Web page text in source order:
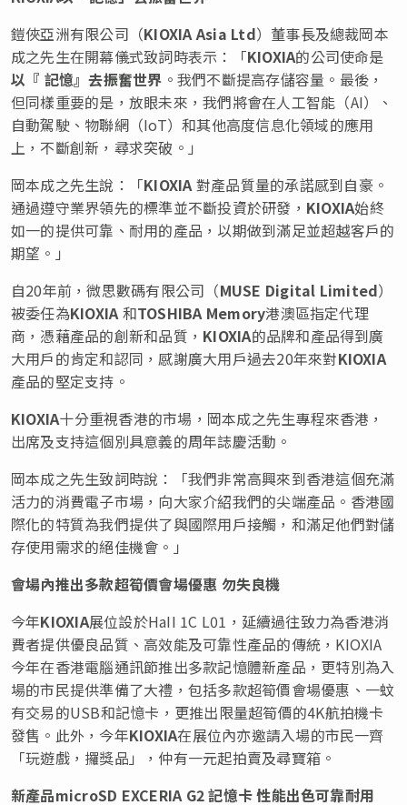
鎧俠亞洲有限公司（KIOXIA Asia Ltd）董事長及總裁岡本
成之先生在開幕儀式致詞時表示：「KIOXIA的公司使命是
以 『 記憶』去振奮世界 。我們不斷提高存儲容量。最後，
但同樣重要的是，放眼未來，我們將會在人工智能（AI）、
自動駕駛、物聯網（IoT）和其他高度信息化領域的應用
上，不斷創新，尋求突破。」
岡本成之先生說 ： 「KIOXIA對產品質量的承諾感到自豪。
通過遵守業界領先的標準並不斷投資於研發， KIOXIA始終
如一的提供可靠、耐用的產品，以期做到滿足並超越客戶的
期望。」
自20年前，微思數碼有限公司（MUSE Digital Limited）
被委任為KIOXIA和TOSHIBA Memory港澳區指定代理
商，憑藉產品的創新和品質， KIOXIA的品牌和產品得到廣
大用戶的肯定和認同，感謝廣大用戶過去20年來對KIOXIA
產品的堅定支持。
KIOXIA十分重視香港的市場，岡本成之先生專程來香港，
出席及支持這個別具意義的周年誌慶活動。
岡本成之先生致詞時說：「我們非常高興來到香港這個充滿
活力的消費電子市場，向大家介紹我們的尖端產品。香港國
際化的特質為我們提供了與國際用戶接觸，和滿足他們對儲
存使用需求的絕佳機會。」
會場內推出多款超筍價會場優惠 勿失良機
今年KIOXIA展位設於HaII 1C L01，延續過往致力為香港消
費者提供優良品質、高效能及可靠性產品的傳統，KIOXIA
今年在香港電腦通訊節推出多款記憶體新產品，更特別為入
場的市民提供準備了大禮，包括多款超筍價會場優惠、一蚊
有交易的USB和記憶卡，更推出限量超筍價的4K航拍機卡
發售。此外，今年KIOXIA在展位內亦邀請入場的市民一齊
「玩遊戲，攞獎品」，仲有一元起拍賣及尋寶箱。
新產品microSD EXCERIA G2記憶卡性能出色可靠耐用